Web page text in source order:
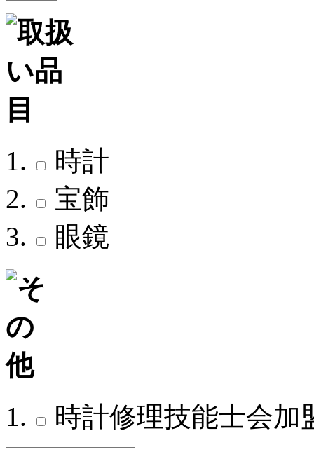
時計
宝飾
眼鏡
時計修理技能士会加